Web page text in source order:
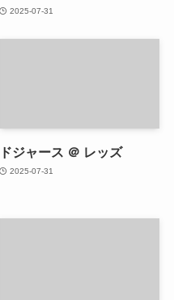
2025-07-31
ドジャース ＠ レッズ
2025-07-31